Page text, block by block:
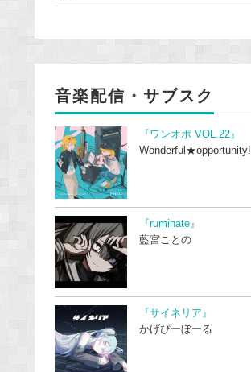
音楽配信・サブスク
『ワンオポ VOL.22』
Wonderful★opportunity!
『ruminate』
藍宮ことの
『サイネリア』
かげぴーぼーる